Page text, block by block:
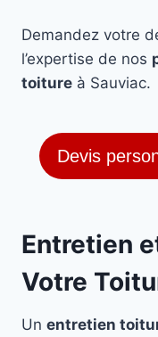
Demandez votre
l’expertise de nos
toiture à Sauviac.
Devis
Entretien
Votre
Un entretien